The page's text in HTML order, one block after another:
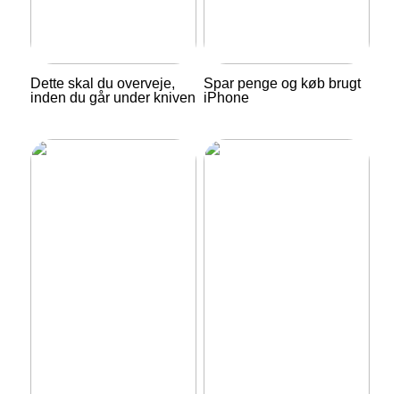
Dette skal du overveje,
inden du går under kniven
Spar penge og køb brugt
iPhone